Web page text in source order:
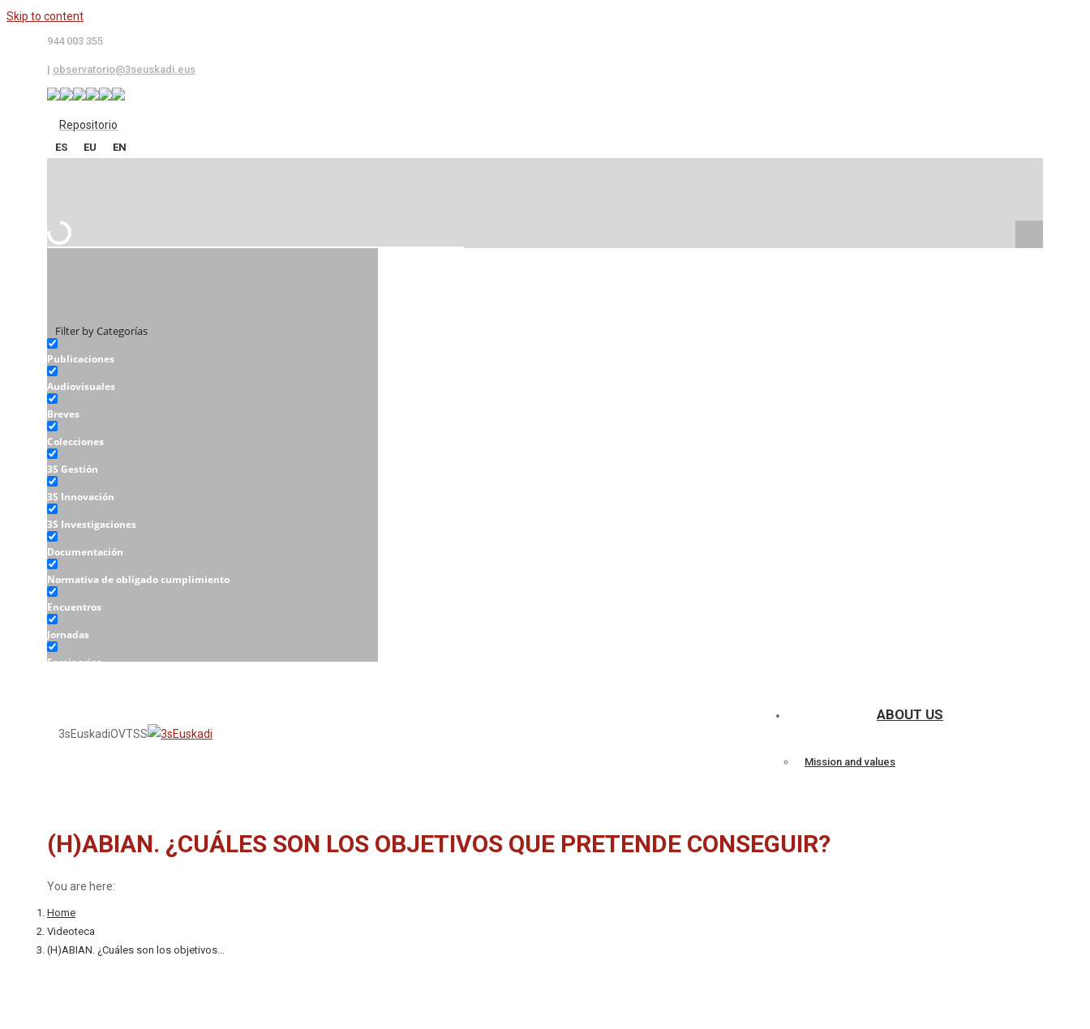
Skip to content
944 003 355
| observatorio@3seuskadi.eus
Repositorio
ES EU EN
Filter by Categorías
Publicaciones
Audiovisuales
Breves
Colecciones
3S Gestión
3S Innovación
3S Investigaciones
Documentación
Normativa de obligado cumplimiento
Encuentros
Jornadas
Seminarios
3sEuskadiOVTSS
ABOUT US
Mission and values
(H)ABIAN. ¿CUÁLES SON LOS OBJETIVOS QUE PRETENDE CONSEGUIR?
You are here:
Home
Videoteca
(H)ABIAN. ¿Cuáles son los objetivos…